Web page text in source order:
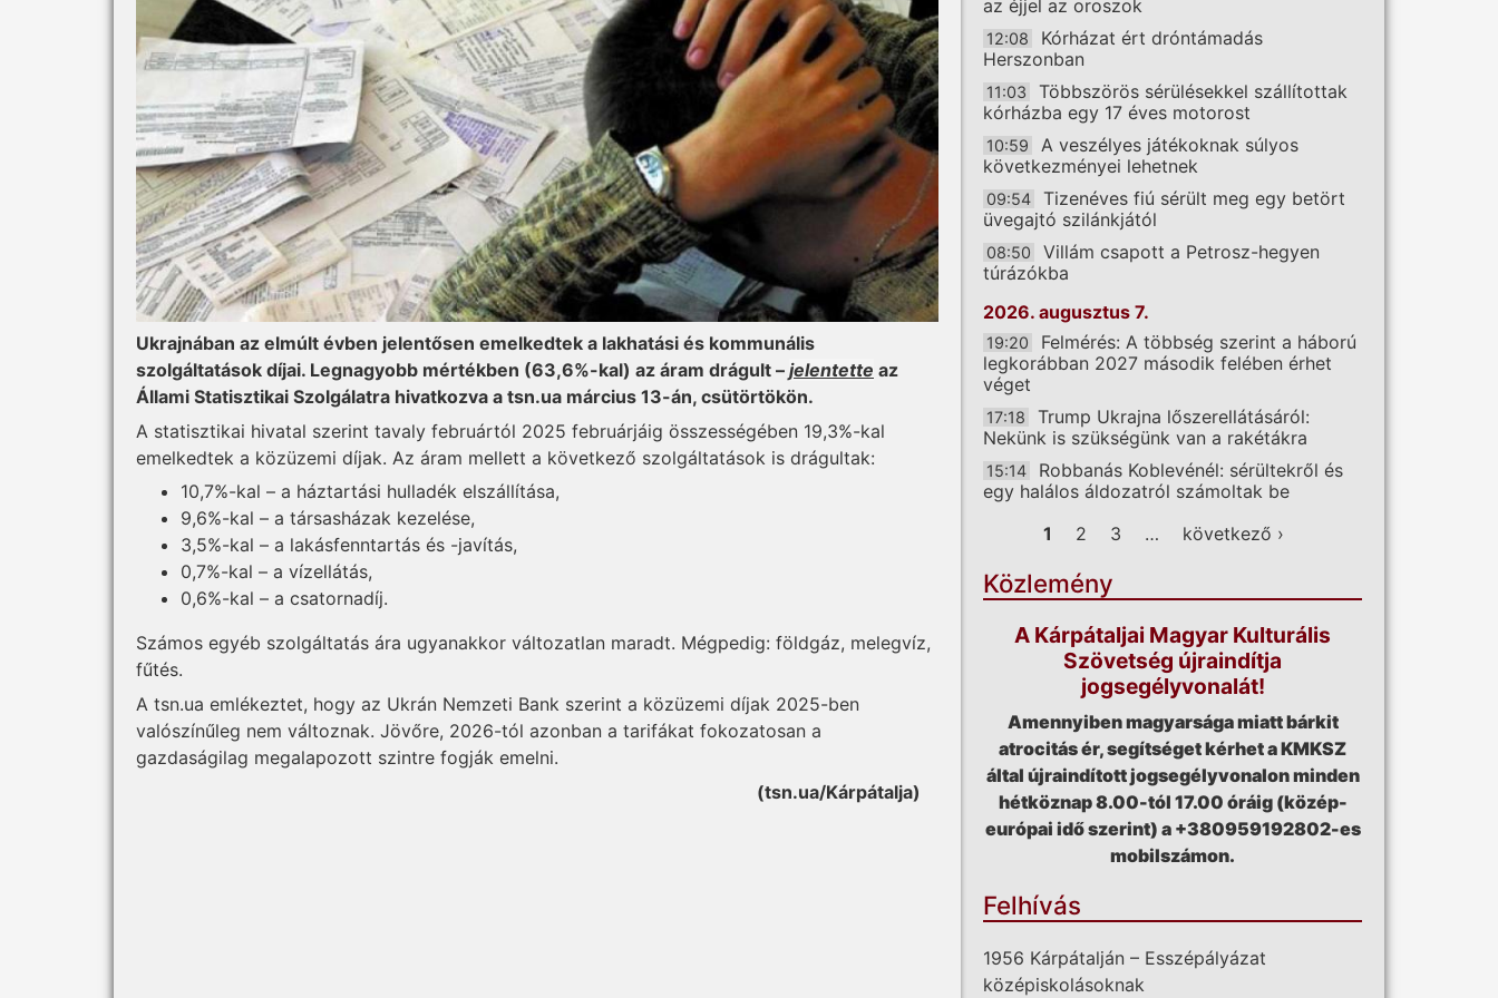
Ukrajnában az elmúlt évben jelentősen emelkedtek a lakhatási és kommunális
szolgáltatások díjai. Legnagyobb mértékben (63,6%-kal) az áram drágult – jelentette az
Állami Statisztikai Szolgálatra hivatkozva a tsn.ua március 13-án, csütörtökön.
A statisztikai hivatal szerint tavaly februártól 2025 februárjáig összességében 19,3%-kal
emelkedtek a közüzemi díjak. Az áram mellett a következő szolgáltatások is drágultak:
10,7%-kal – a háztartási hulladék elszállítása,
9,6%-kal – a társasházak kezelése,
3,5%-kal – a lakásfenntartás és -javítás,
0,7%-kal – a vízellátás,
0,6%-kal – a csatornadíj.
Számos egyéb szolgáltatás ára ugyanakkor változatlan maradt. Mégpedig: földgáz, melegvíz,
fűtés.
A tsn.ua emlékeztet, hogy az Ukrán Nemzeti Bank szerint a közüzemi díjak 2025-ben
valószínűleg nem változnak. Jövőre, 2026-tól azonban a tarifákat fokozatosan a
gazdaságilag megalapozott szintre fogják emelni.
(tsn.ua/Kárpátalja)
az éjjel az oroszok
12:08
Kórházat ért dróntámadás
Herszonban
11:03
Többszörös sérülésekkel szállítottak
kórházba egy 17 éves motorost
10:59
A veszélyes játékoknak súlyos
következményei lehetnek
09:54
Tizenéves fiú sérült meg egy betört
üvegajtó szilánkjától
08:50
Villám csapott a Petrosz-hegyen
túrázókba
2026. augusztus 7.
19:20
Felmérés: A többség szerint a háború
legkorábban 2027 második felében érhet
véget
17:18
Trump Ukrajna lőszerellátásáról:
Nekünk is szükségünk van a rakétákra
15:14
Robbanás Koblevénél: sérültekről és
egy halálos áldozatról számoltak be
Oldalak
1 2 3 … következő ›
Közlemény
A Kárpátaljai Magyar Kulturális
Szövetség újraindítja
jogsegélyvonalát!
Amennyiben magyarsága miatt bárkit
atrocitás ér, segítséget kérhet a KMKSZ
által újraindított jogsegélyvonalon minden
hétköznap 8.00-tól 17.00 óráig (közép-
európai idő szerint) a +380959192802-es
mobilszámon.
Felhívás
1956 Kárpátalján – Esszépályázat
középiskolásoknak